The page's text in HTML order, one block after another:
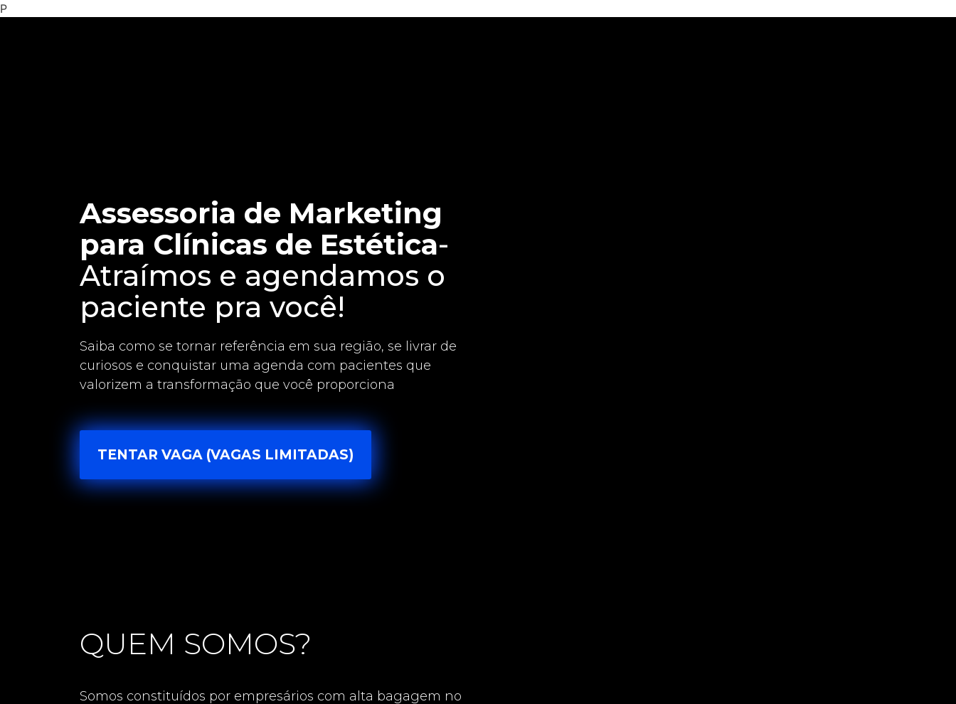
P
Assessoria de Marketing
para Clínicas de Estética-
Atraímos e agendamos o
paciente pra você!
Saiba como se tornar referência em sua região, se livrar de
curiosos e conquistar uma agenda com pacientes que
valorizem a transformação que você proporciona
TENTAR VAGA (VAGAS LIMITADAS)
QUEM SOMOS?
Somos constituídos por empresários com alta bagagem no